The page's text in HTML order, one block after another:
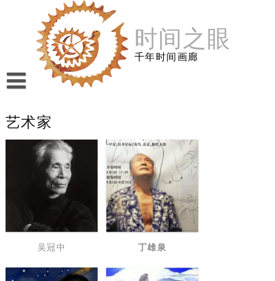
时间之眼
千年时间画廊
艺术家
吴冠中 丁雄泉